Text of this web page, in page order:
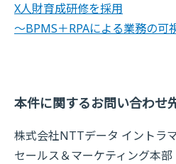
X人財育成研修を採用
～BPMS＋RPAによる業務の可
本件に関するお問い合わせ
株式会社NTTデータ イントラ
セールス＆マーケティング本部